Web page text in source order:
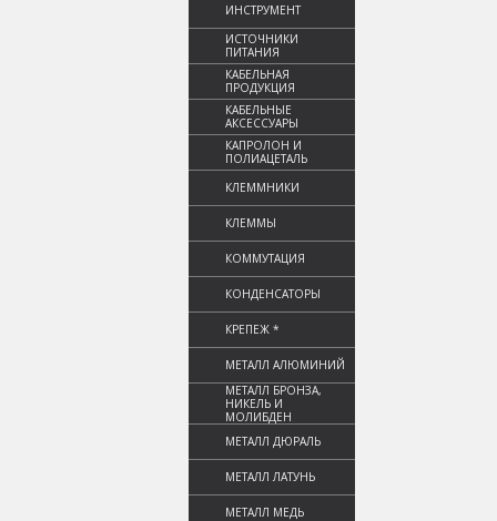
ИНСТРУМЕНТ
ИСТОЧНИКИ
ПИТАНИЯ
КАБЕЛЬНАЯ
ПРОДУКЦИЯ
КАБЕЛЬНЫЕ
АКСЕССУАРЫ
КАПРОЛОН И
ПОЛИАЦЕТАЛЬ
КЛЕММНИКИ
КЛЕММЫ
КОММУТАЦИЯ
КОНДЕНСАТОРЫ
КРЕПЕЖ *
МЕТАЛЛ АЛЮМИНИЙ
МЕТАЛЛ БРОНЗА,
НИКЕЛЬ И
МОЛИБДЕН
МЕТАЛЛ ДЮРАЛЬ
МЕТАЛЛ ЛАТУНЬ
МЕТАЛЛ МЕДЬ